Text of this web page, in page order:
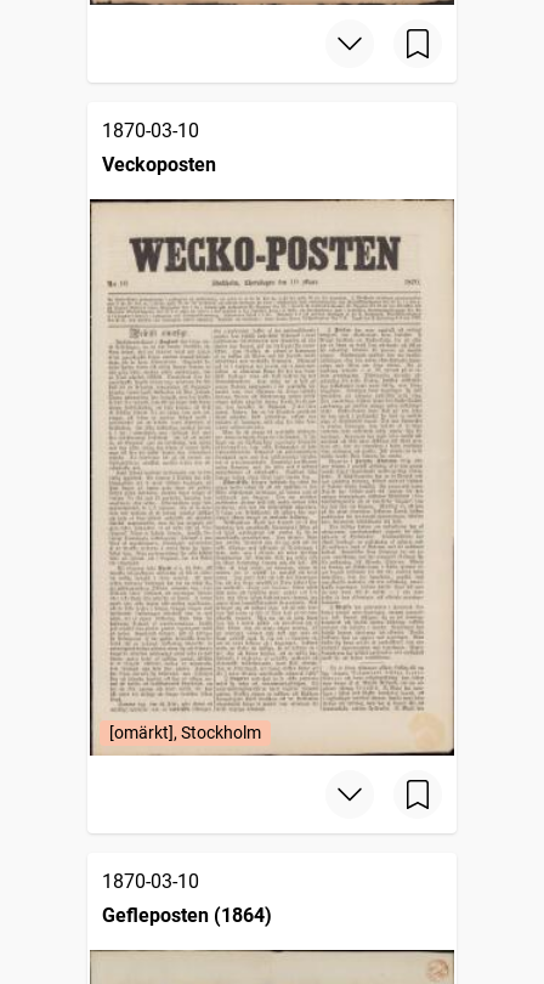
1870-03-10
Veckoposten
[omärkt], Stockholm
1870-03-10
Gefleposten (1864)